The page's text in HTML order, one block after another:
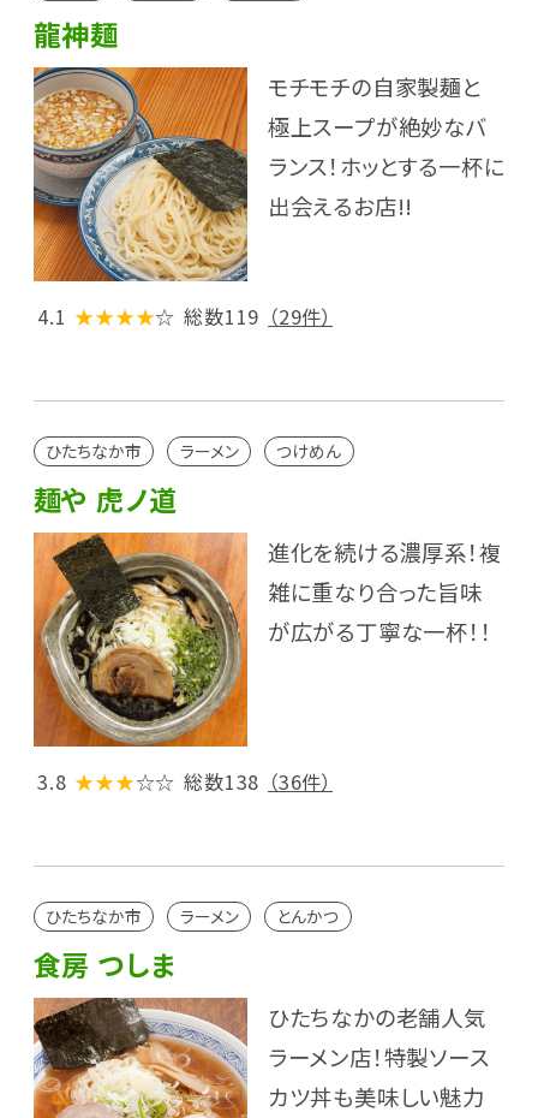
龍神麺
モチモチの自家製麺と
極上スープが絶妙なバ
ランス！ホッとする一杯に
出会えるお店!!
4.1 ★★★★☆ 総数119 （29件）
ひたちなか市 ラーメン つけめん
麺や 虎ノ道
進化を続ける濃厚系！複
雑に重なり合った旨味
が広がる丁寧な一杯！！
3.8 ★★★☆☆ 総数138 （36件）
ひたちなか市 ラーメン とんかつ
食房 つしま
ひたちなかの老舗人気
ラーメン店！特製ソース
カツ丼も美味しい魅力